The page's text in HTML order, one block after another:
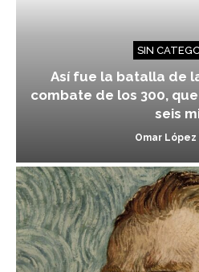
SIN
Así fue la batalla de
combate de los 300,
seis
Omar